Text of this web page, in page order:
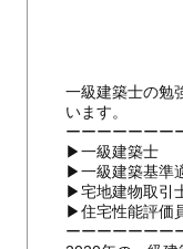
一級建築士の勉
います。
ーーーーーーー
▶一級建築士
▶一級建築基準
▶宅地建物取引
▶住宅性能評価
ーーーーーーー